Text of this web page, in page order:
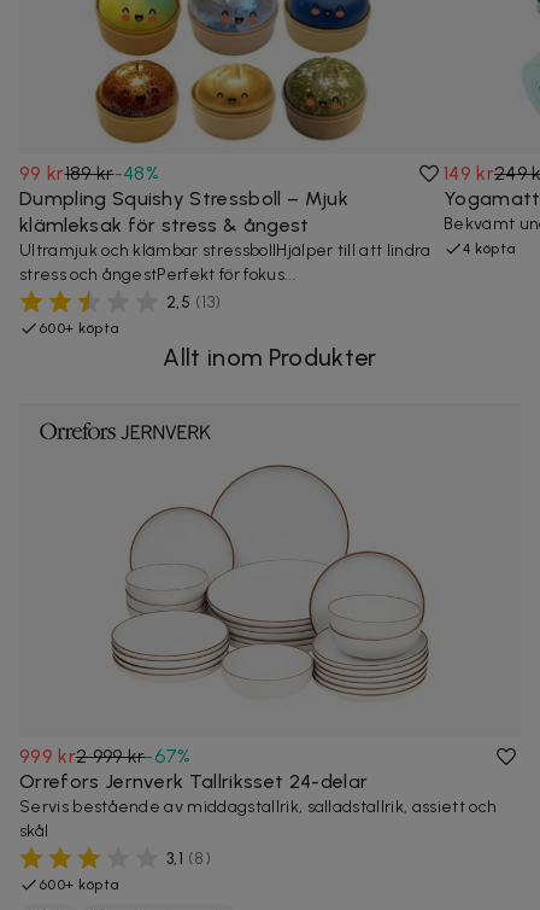
99 kr189 kr-48%
Dumpling Squishy Stressboll – Mjuk
klämleksak för stress & ångest
Ultramjuk och klämbar stressbollHjälper till att lindra
stress och ångestPerfekt för fokus...
2,5 (13)
600+ köpta
149 kr249
Bekvämt
4 köpta
Allt inom Produkter
999 kr2 999 kr-67%
Orrefors Jernverk Tallriksset 24-delar
Servis bestående av middagstallrik, salladstallrik, assiett och
skål
3,1 (8)
600+ köpta